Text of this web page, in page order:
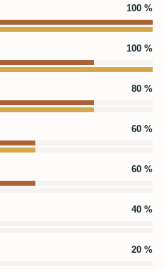
100 %
100 %
80 %
60 %
60 %
40 %
20 %